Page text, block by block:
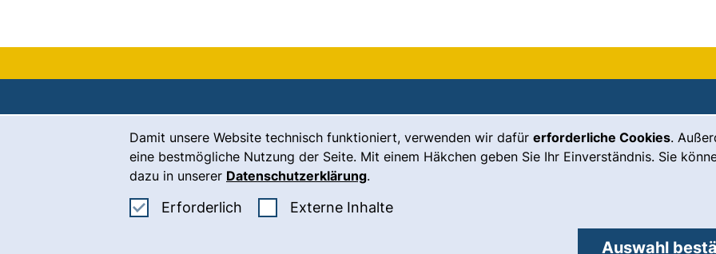
Damit unsere Website technisch funktioniert, verwenden wir dafür erforderliche Cookies.
eine bestmögliche Nutzung der Seite. Mit einem Häkchen geben Sie Ihr Einverständnis. Sie
dazu in unserer Datenschutzerklärung.
Erforderlich Erforderliche Cookies akzeptieren
Externe Inhalte: Externe Inhalte / Cookies akzeptieren
Auswahl
Kontakt
Karriere
Presse
(externer Link, öffnet neues Fenster)
Leichte Sprache
Gebärdensprache
Impressum
Cookie-
Einstellungen